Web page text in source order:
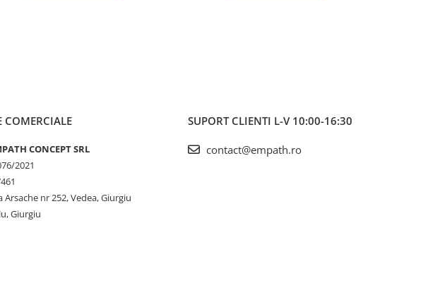
COMERCIALE
CONCEPT SRL
2021
Arsache nr 252, Vedea, Giurgiu
Giurgiu
SUPORT CLIENTI L-V 10:00-16:30
contact@empath.ro